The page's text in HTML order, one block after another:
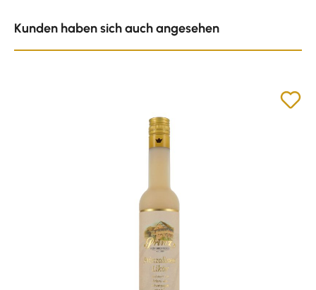
Kunden haben sich auch angesehen